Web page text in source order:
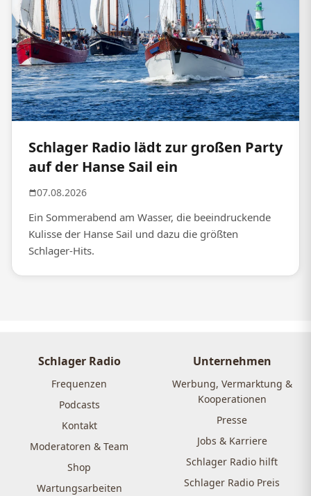
Schlager Radio lädt zur großen Party
auf der Hanse Sail ein
07.08.2026
Ein Sommerabend am Wasser, die beeindruckende
Kulisse der Hanse Sail und dazu die größten
Schlager-Hits.
Schlager Radio
Frequenzen
Podcasts
Kontakt
Moderatoren & Team
Shop
Wartungsarbeiten
Unternehmen
Werbung, Vermarktung &
Kooperationen
Presse
Jobs & Karriere
Schlager Radio hilft
Schlager Radio Preis